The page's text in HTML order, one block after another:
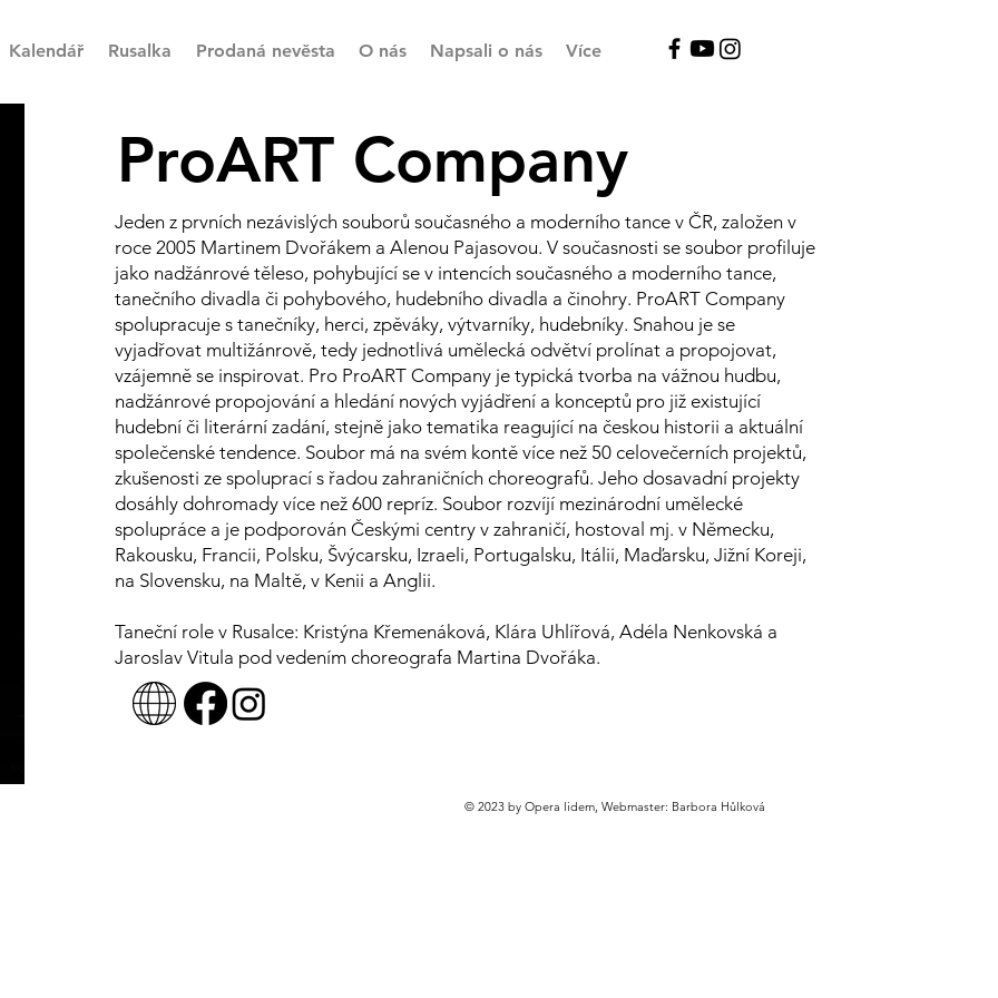
Kalendář Rusalka Prodaná nevěsta O nás Napsali o nás Více
ProART Company
Jeden z prvních nezávislých souborů současného a moderního tance v ČR, založen v
roce 2005 Martinem Dvořákem a Alenou Pajasovou. V současnosti se soubor profiluje
jako nadžánrové těleso, pohybující se v intencích současného a moderního tance,
tanečního divadla či pohybového, hudebního divadla a činohry. ProART Company
spolupracuje s tanečníky, herci, zpěváky, výtvarníky, hudebníky. Snahou je se
vyjadřovat multižánrově, tedy jednotlivá umělecká odvětví prolínat a propojovat,
vzájemně se inspirovat. Pro ProART Company je typická tvorba na vážnou hudbu,
nadžánrové propojování a hledání nových vyjádření a konceptů pro již existující
hudební či literární zadání, stejně jako tematika reagující na českou historii a aktuální
společenské tendence. Soubor má na svém kontě více než 50 celovečerních projektů,
zkušenosti ze spoluprací s řadou zahraničních choreografů. Jeho dosavadní projekty
dosáhly dohromady více než 600 repríz. Soubor rozvíjí mezinárodní umělecké
spolupráce a je podporován Českými centry v zahraničí, hostoval mj. v Německu,
Rakousku, Francii, Polsku, Švýcarsku, Izraeli, Portugalsku, Itálii, Maďarsku, Jižní Koreji,
na Slovensku, na Maltě, v Kenii a Anglii.
Taneční role v Rusalce: Kristýna Křemenáková, Klára Uhlířová, Adéla Nenkovská a
Jaroslav Vitula pod vedením choreografa Martina Dvořáka.
© 2023 by Opera lidem, Webmaster: Barbora Hůlková